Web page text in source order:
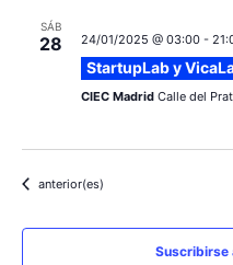
SÁB
28 24/01/2025 @ 03:00-
StartupLab y
CIEC Madrid Calle del
Eventos
anterior(es)
Suscribirse